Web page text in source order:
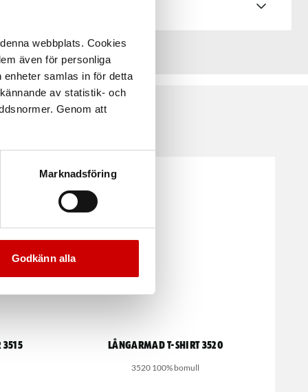
webbplats. Cookies
även för personliga
samlas in för detta
av statistik- och
Genom att
Marknadsföring
Godkänn alla
Långarmad t-shirt 3520
3520 100% bomull